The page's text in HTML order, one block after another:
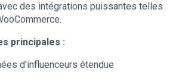
des intégrations puissantes telles
principales :
d'influenceurs étendue